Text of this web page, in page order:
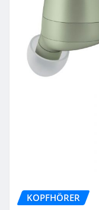
KOPFHÖRER